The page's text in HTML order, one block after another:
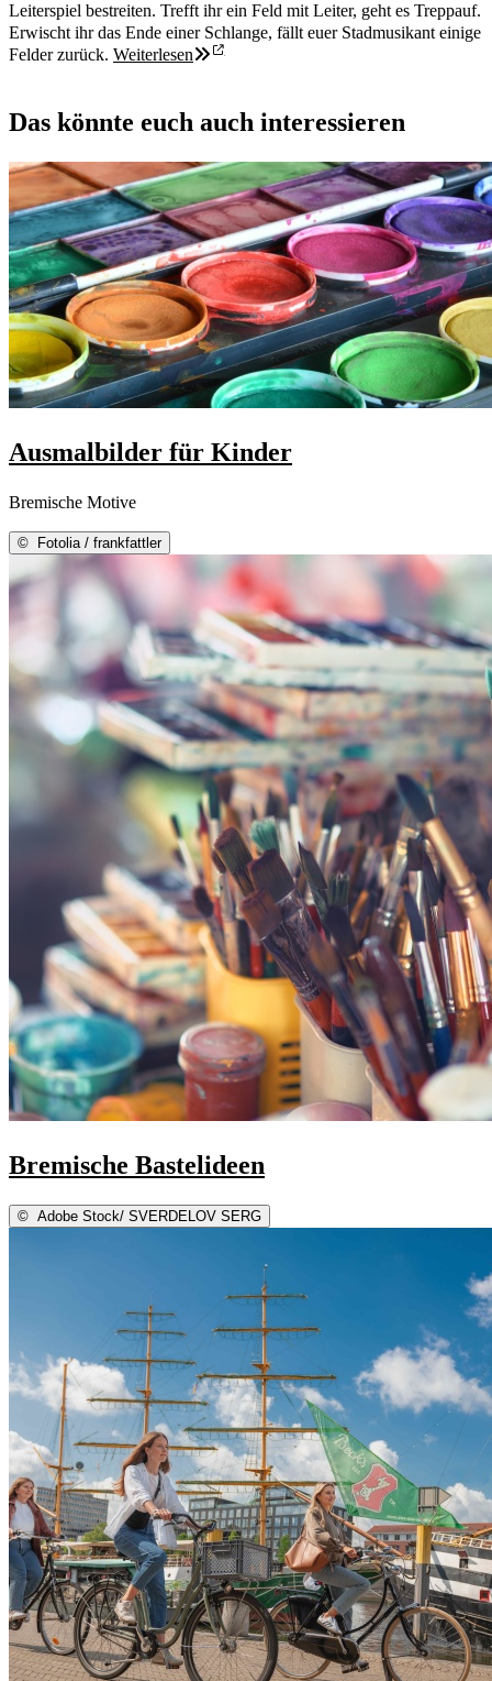
Leiterspiel bestreiten. Trefft ihr ein Feld mit Leiter, geht es Treppauf.
Erwischt ihr das Ende einer Schlange, fällt euer Stadmusikant einige
Felder zurück. Weiterlesen
Das könnte euch auch interessieren
Ausmalbilder für Kinder
Bremische Motive
© Fotolia / frankfattler
Bremische Bastelideen
© Adobe Stock/ SVERDELOV SERG